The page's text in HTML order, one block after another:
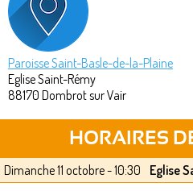
Paroisse Saint-Basle-de-la-Plaine
Eglise Saint-Rémy
88170 Dombrot sur Vair
HORAIRES
Dimanche 11 octobre - 10:30 Eglise